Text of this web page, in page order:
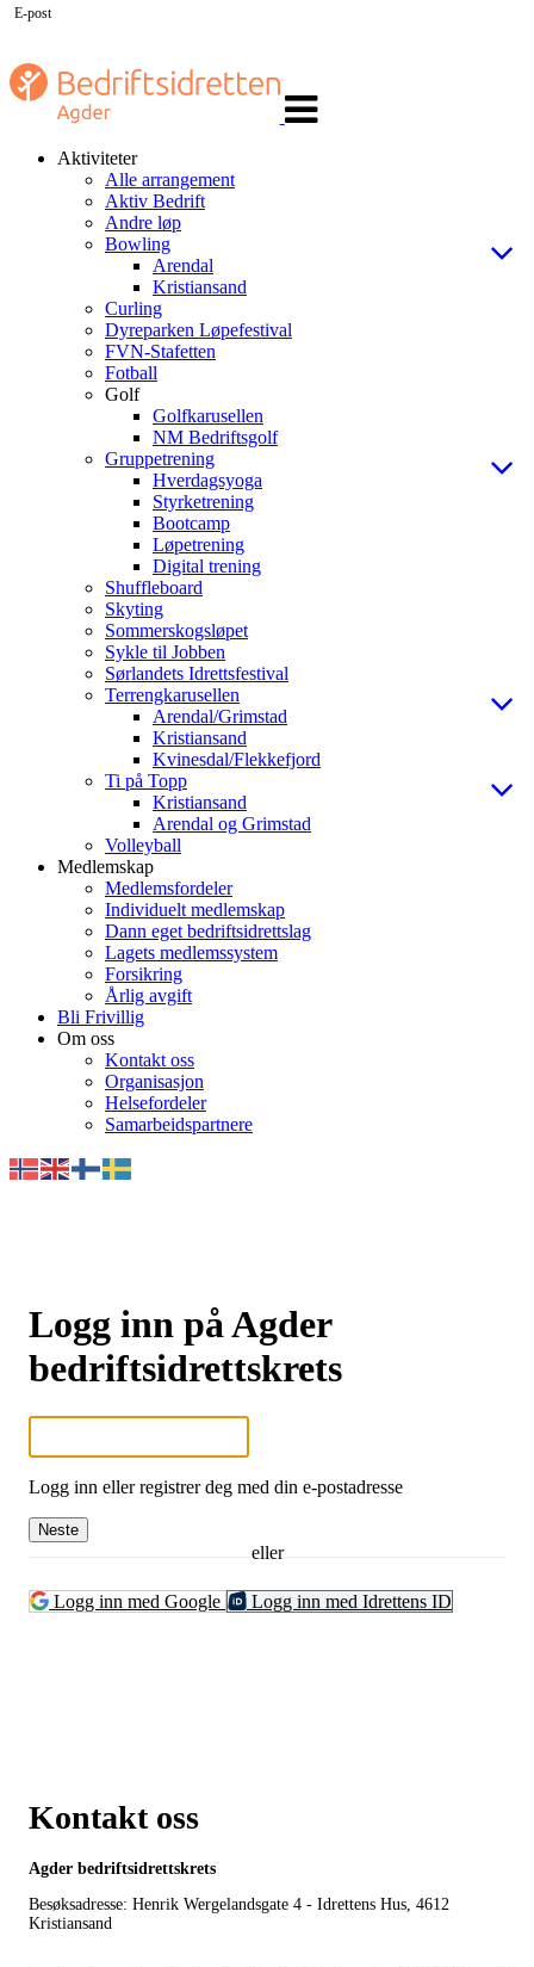
navigasjon
Aktiviteter
Alle arrangement
Aktiv Bedrift
Andre løp
Bowling
Arendal
Kristiansand
Curling
Dyreparken Løpefestival
FVN-Stafetten
Fotball
Golf
Golfkarusellen
NM Bedriftsgolf
Gruppetrening
Hverdagsyoga
Styrketrening
Bootcamp
Løpetrening
Digital trening
Shuffleboard
Skyting
Sommerskogsløpet
Sykle til Jobben
Sørlandets Idrettsfestival
Terrengkarusellen
Arendal/Grimstad
Kristiansand
Kvinesdal/Flekkefjord
Ti på Topp
Kristiansand
Arendal og Grimstad
Volleyball
Medlemskap
Medlemsfordeler
Individuelt medlemskap
Dann eget bedriftsidrettslag
Lagets medlemssystem
Forsikring
Årlig avgift
Bli Frivillig
Om oss
Kontakt oss
Organisasjon
Helsefordeler
Samarbeidspartnere
Logg inn på Agder
bedriftsidrettskrets
E-post
Logg inn eller registrer deg med din e-postadresse
Neste
eller
Logg inn med Google Logg inn med Idrettens ID
Kontakt oss
Agder bedriftsidrettskrets
Besøksadresse: Henrik Wergelandsgate 4 - Idrettens Hus, 4612
Kristiansand